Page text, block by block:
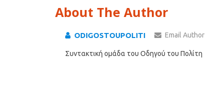
About The Author
ODIGOSTOUPOLITI Email Author
Συντακτική ομάδα του Οδηγού του Πολίτη